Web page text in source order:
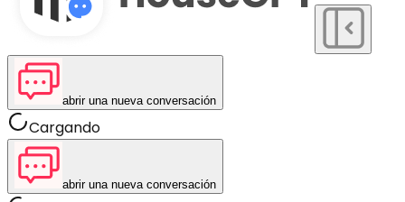
abrir una nueva conversación
Cargando
abrir una nueva conversación